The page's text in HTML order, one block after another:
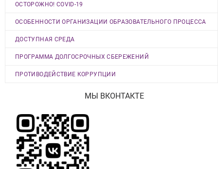
ОСТОРОЖНО! COVID-19
ОСОБЕННОСТИ ОРГАНИЗАЦИИ ОБРАЗОВАТЕЛЬНОГО ПРОЦЕССА
ДОСТУПНАЯ СРЕДА
ПРОГРАММА ДОЛГОСРОЧНЫХ СБЕРЕЖЕНИЙ
ПРОТИВОДЕЙСТВИЕ КОРРУПЦИИ
МЫ ВКОНТАКТЕ